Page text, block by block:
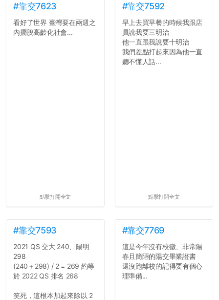
#靠交7623
看好了世界 臺灣要在兩週之
內擺脫高齡化社會...
點擊打開全文
#靠交7592
早上去買早餐的時候我跟店
員說我要三明治
他一直跟我說要十明治
我們差點打起來因為他一直
聽不懂人話...
點擊打開全文
#靠交7593
2021 QS 交大 240、陽明
298
(240＋298) / 2 = 269 約等
於 2022 QS 排名 268
笑死，這根本加起來除以 2
#靠交7769
這是今年沒有校徽、非常陽
春且簡陋的陽交畢業證書
還沒跑離校的記得要有個心
理準備...